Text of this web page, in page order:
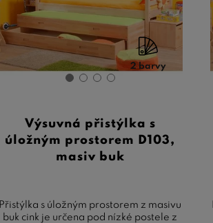
2 barvy
Výsuvná přistýlka s
úložným prostorem D103,
masiv buk
Přistýlka s úložným prostorem z masivu
buk cink je určena pod nízké postele z